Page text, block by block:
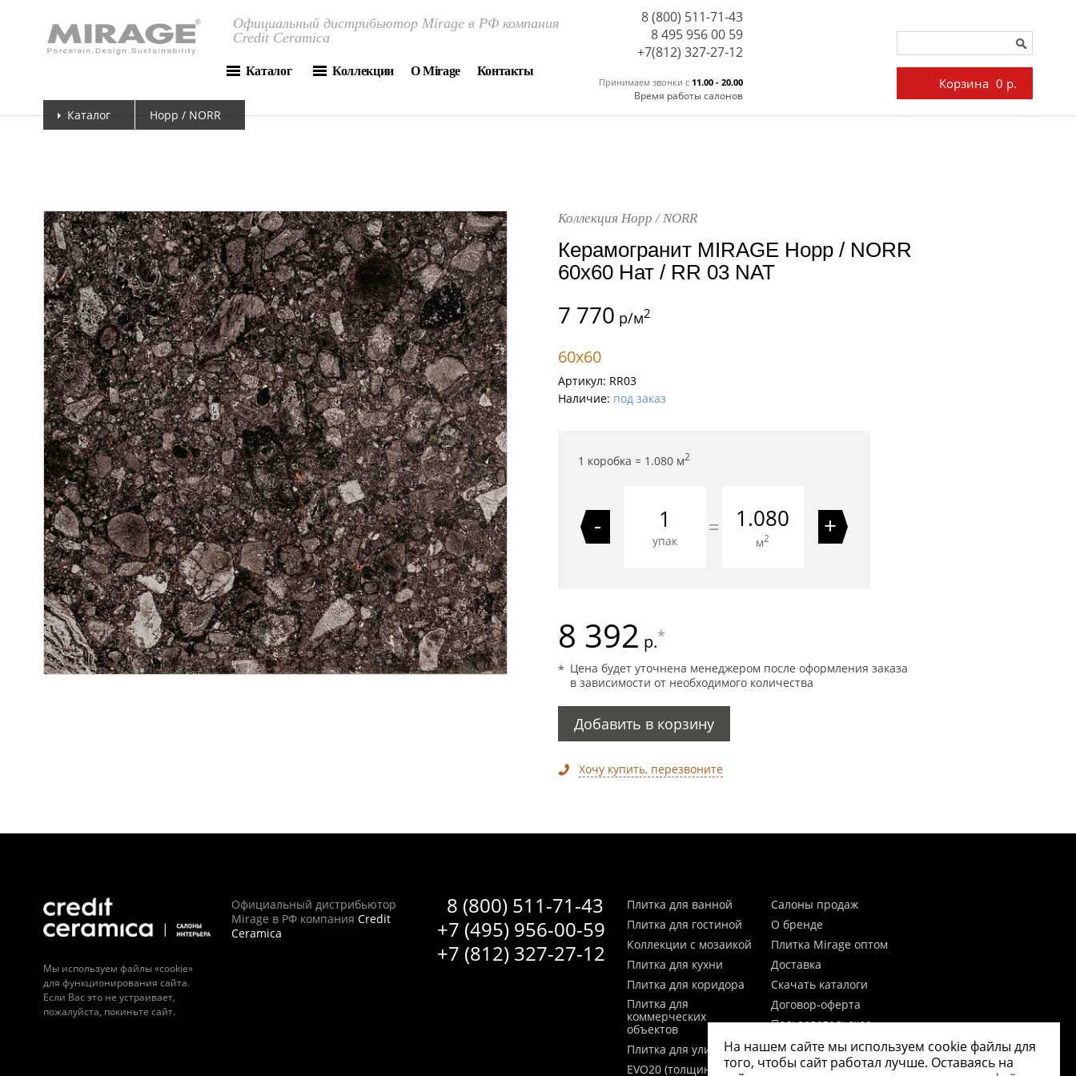
Официальный дистрибьютор Mirage в РФ компания
Credit Ceramica
Каталог Коллекции О Mirage Контакты
8 (800) 511-71-43
8 495 956 00 59
Принимаем звонки c 11.00 - 20.00
Время работы салонов
+7(812) 327-27-12
Корзина 0 р.
Каталог Норр / NORR
Коллекция Норр / NORR
Керамогранит MIRAGE Норр / NORR
60x60 Нат / RR 03 NAT
7 770 р/м2
60x60
Артикул: RR03
Наличие: под заказ
1 коробка = 1.080м2
-
упак
= 1.080
м2 +
8 392 р.*
Цена будет уточнена менеджером после оформления заказа
в зависимости от необходимого количества
Добавить в корзину
Хочу купить, перезвоните
Мы используем файлы «cookie»
для функционирования сайта.
Если Вас это не устраивает,
пожалуйста, покиньте сайт.
8 (800) 511-71-43
+7 (495) 956-00-59
+7 (812) 327-27-12
Официальный дистрибьютор
Mirage в РФ компания Credit
Ceramica
Плитка для ванной
Плитка для гостиной
Коллекции с мозаикой
Плитка для кухни
Плитка для коридора
Плитка для
коммерческих
объектов
Плитка для улицы
EVO20 (толщина 20мм)
Салоны продаж
О бренде
Плитка Mirage оптом
Доставка
Скачать каталоги
Договор-оферта
Пользовательское
Согласие на обработку
персональных данных
На нашем сайте мы используем cookie файлы для
того, чтобы сайт работал лучше. Оставаясь на